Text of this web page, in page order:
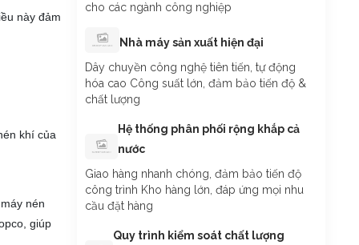
này đảm
khí của
nén
giúp
cho các ngành công nghiệp
Nhà máy sản xuất hiện đại
Dây chuyền công nghệ tiên tiến, tự động
hóa cao Công suất lớn, đảm bảo tiến độ &
chất lượng
Hệ thống phân phối rộng khắp cả
nước
Giao hàng nhanh chóng, đảm bảo tiến độ
công trình Kho hàng lớn, đáp ứng mọi nhu
cầu đặt hàng
Quy trình kiểm soát chất lượng